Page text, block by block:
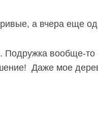
а вчера еще
Подружка вообще-то
! Даже мое